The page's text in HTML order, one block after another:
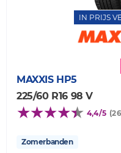
IN PRIJS
MAXXIS HP5
225/60 R16 98 V
4,4/5
Zomerbanden